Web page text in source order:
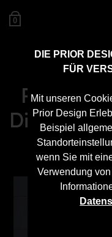
DIE PRIOR
FÜR
Mit unseren
Prior Design
Beispiel
wenn Sie mit
Verwendung
0
PD
Diffusor